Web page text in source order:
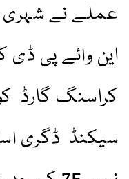
عملے نے
کراسنگ گارڈ
سیکنڈ ڈگری